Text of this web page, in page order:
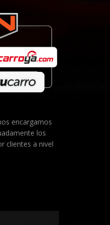
encargamos
los
clientes a nivel